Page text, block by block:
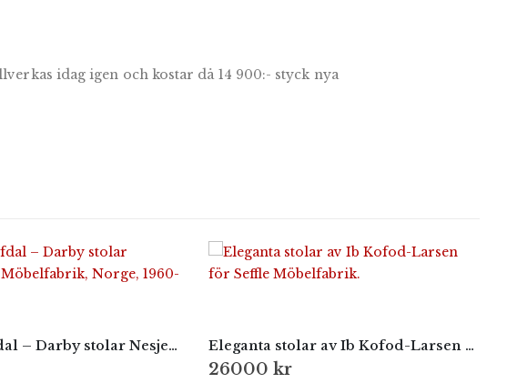
idag igen och kostar då 14 900:- styck nya
Torbjörn Afdal – Darby stolar Nesjestranda Möbelfabrik, Norge, 1960-tal Eleganta stolar av Ib Kofod-Larsen för Seffle Möbelfabrik.
26000 kr